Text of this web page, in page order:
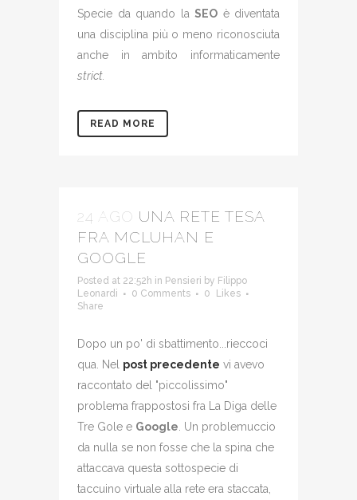
Specie da quando la SEO è diventata
una disciplina più o meno riconosciuta
anche in ambito informaticamente
strict.
READ MORE
24 AGO UNA RETE TESA
FRA MCLUHAN E
GOOGLE
Posted at 22:52h in Pensieri by Filippo
Leonardi
0 Comments 0
Likes
Share
Dopo un po' di sbattimento...rieccoci
qua. Nel post precedente vi avevo
raccontato del "piccolissimo"
problema frappostosi fra La Diga delle
Tre Gole e Google . Un problemuccio
da nulla se non fosse che la spina che
attaccava questa sottospecie di
taccuino virtuale alla rete era staccata,